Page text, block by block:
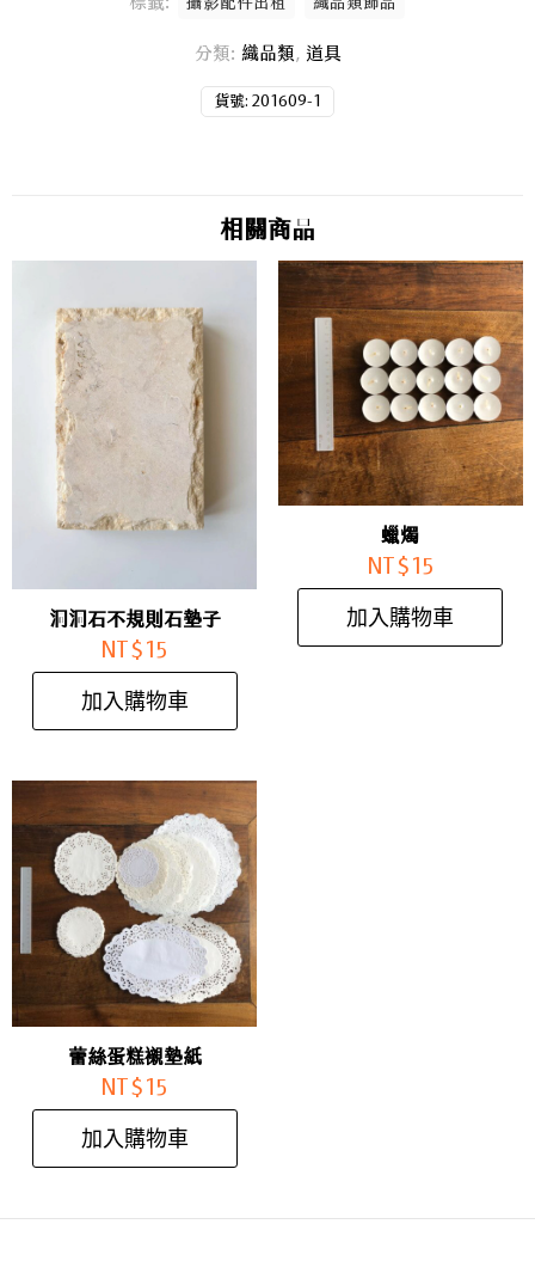
貨號: 201609-1
分類: 織品類 , 道具
相關商品
洞洞石不規則石墊子
NT$ 15
加入購物車
蠟燭
NT$ 15
加入購物車
蕾絲蛋糕襯墊紙
NT$ 15
加入購物車